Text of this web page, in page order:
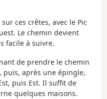
ces crêtes, avec le Pic
Le chemin devient
facile à suivre.
de prendre le chemin
puis, après une épingle,
puis Est. Il suffit de
quelques maisons.